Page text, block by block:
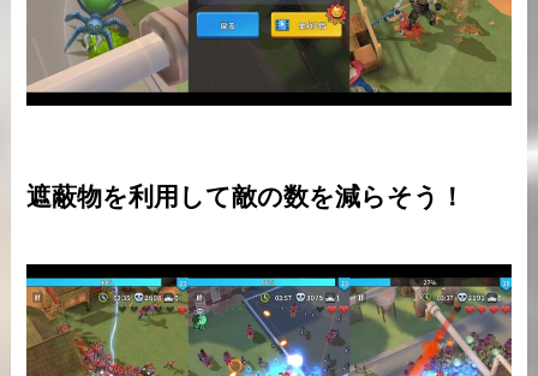
遮蔽物を利用して敵の数を減らそう！